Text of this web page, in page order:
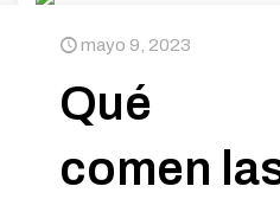
mayo 9, 2023
Qué
comen